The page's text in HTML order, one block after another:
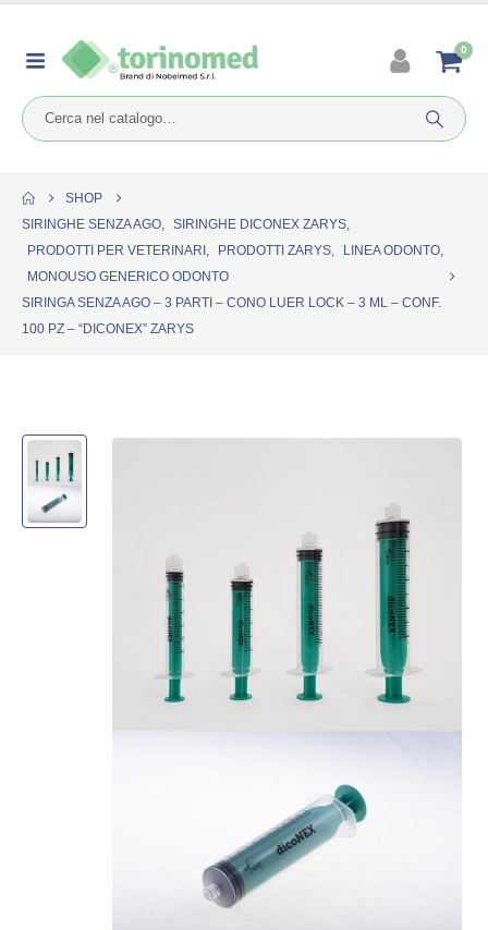
0
SHOP
SIRINGHE SENZA AGO, SIRINGHE DICONEX ZARYS,
PRODOTTI PER VETERINARI , PRODOTTI ZARYS, LINEA ODONTO,
MONOUSO GENERICO ODONTO
SIRINGA SENZA AGO – 3 PARTI – CONO LUER LOCK – 3 ML – CONF.
100 PZ – “DICONEX” ZARYS